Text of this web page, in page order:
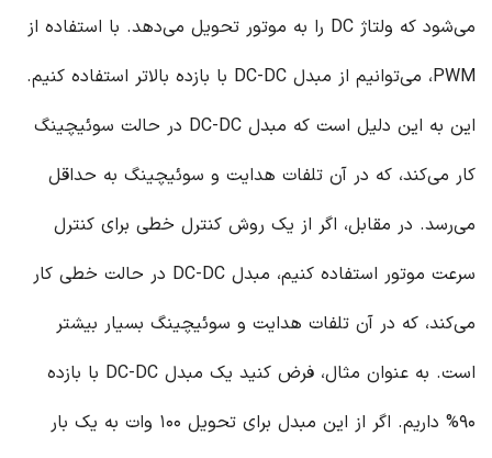
می‌شود که ولتاژ DC را به موتور تحویل می‌دهد. با استفاده از
PWM، می‌توانیم از مبدل DC-DC با بازده بالاتر استفاده کنیم.
این به این دلیل است که مبدل DC-DC در حالت سوئیچینگ
کار می‌کند، که در آن تلفات هدایت و سوئیچینگ به حداقل
می‌رسد. در مقابل، اگر از یک روش کنترل خطی برای کنترل
سرعت موتور استفاده کنیم، مبدل DC-DC در حالت خطی کار
می‌کند، که در آن تلفات هدایت و سوئیچینگ بسیار بیشتر
است. به عنوان مثال، فرض کنید یک مبدل DC-DC با بازده
۹۰% داریم. اگر از این مبدل برای تحویل ۱۰۰ وات به یک بار